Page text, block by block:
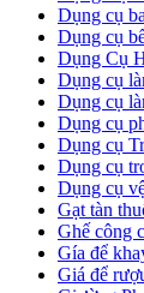
Dụng cụ
Dụng cụ
Dụng Cụ
Dụng cụ
Dụng cụ
Dụng cụ
Dụng cụ
Dụng cụ
Dụng cụ
Gạt tàn
Ghế công
Gía để
Giá để